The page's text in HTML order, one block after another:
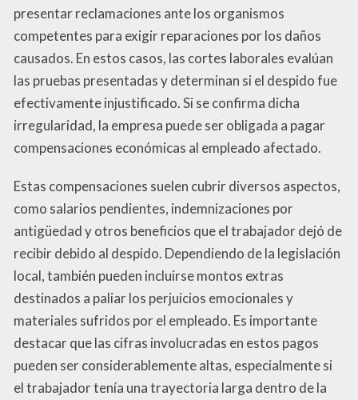
presentar reclamaciones ante los organismos
competentes para exigir reparaciones por los daños
causados. En estos casos, las cortes laborales evalúan
las pruebas presentadas y determinan si el despido fue
efectivamente injustificado. Si se confirma dicha
irregularidad, la empresa puede ser obligada a pagar
compensaciones económicas al empleado afectado.
Estas compensaciones suelen cubrir diversos aspectos,
como salarios pendientes, indemnizaciones por
antigüedad y otros beneficios que el trabajador dejó de
recibir debido al despido. Dependiendo de la legislación
local, también pueden incluirse montos extras
destinados a paliar los perjuicios emocionales y
materiales sufridos por el empleado. Es importante
destacar que las cifras involucradas en estos pagos
pueden ser considerablemente altas, especialmente si
el trabajador tenía una trayectoria larga dentro de la